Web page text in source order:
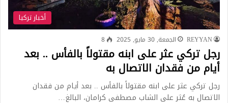
أخبار تركيا
REYYAN الجمعة, 30 مايو, 2025 8
رجل تركي عثر على ابنه مقتولاً بالفأس .. بعد
أيام من فقدان الاتصال به
رجل تركي عثر على ابنه مقتولاً بالفأس .. بعد أيام من فقدان
الاتصال به عُثر على الشاب مصطفى كرامان، البالغ…